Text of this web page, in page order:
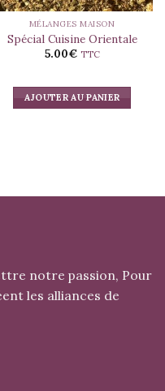
MÉLANGES MAISON
Spécial Cuisine Orientale
5.00€ TTC
AJOUTER AU PANIER
notre passion, Pour
les alliances de